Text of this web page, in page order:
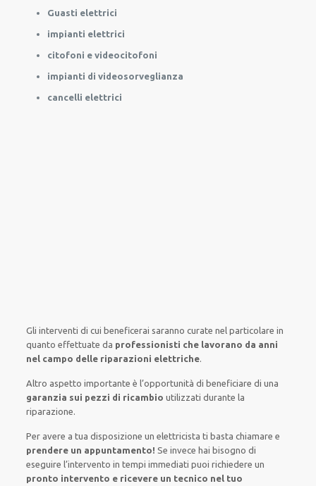
Guasti elettrici
impianti elettrici
citofoni e videocitofoni
impianti di videosorveglianza
cancelli elettrici
Gli interventi di cui beneficerai sarannocurate nel particolare in
quanto effettuate da professionisti che lavorano da anni
nel campo delle riparazioni elettriche.
Altro aspetto importante è l’opportunità di beneficiare di una
garanzia sui pezzi di ricambioutilizzati durante la
riparazione.
Per avere a tua disposizione un elettricistati basta chiamare e
prendere un appuntamento! Se invece hai bisogno di
eseguire l’intervento in tempiimmediati puoi richiedere un
pronto intervento e ricevere un tecnico nel tuo